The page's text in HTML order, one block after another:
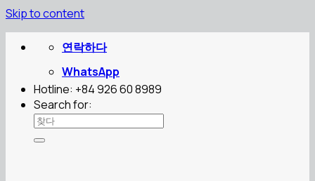
Skip to content
연락하다
WhatsApp
Hotline: +84 926 60 8989
Search for: